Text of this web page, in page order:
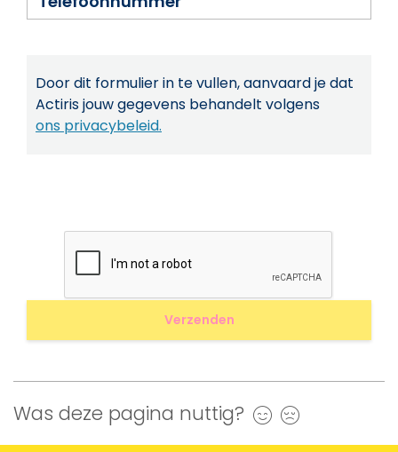
Door dit formulier in te vullen, aanvaard je dat
Actiris jouw gegevens behandelt volgens
ons privacybeleid.
Was deze pagina nuttig? Ja